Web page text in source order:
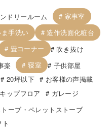
ドリールーム
家事室
手洗い
造作洗面化粧台
畳コーナー
吹き抜け
楽 寝室
子供部屋
20坪以下
お客様の声掲載
ップフロア
ガレージ
ーブ・ペレットストーブ
ト